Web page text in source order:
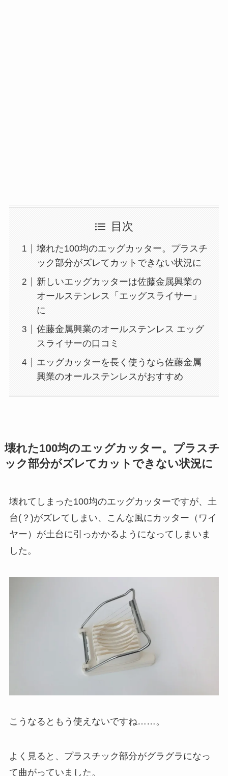
目次
壊れた100均のエッグカッター。プラスチ
ック部分がズレてカットできない状況に
新しいエッグカッターは佐藤金属興業の
オールステンレス「エッグスライサー」
に
佐藤金属興業のオールステンレス エッグ
スライサーの口コミ
エッグカッターを長く使うなら佐藤金属
興業のオールステンレスがおすすめ
壊れた100均のエッグカッター。プラスチ
ック部分がズレてカットできない状況に
壊れてしまった100均のエッグカッターですが、土
台(？)がズレてしまい、こんな風にカッター（ワイ
ヤー）が土台に引っかかるようになってしまいま
した。
こうなるともう使えないですね……。
よく見ると、プラスチック部分がグラグラになっ
て曲がっていました。